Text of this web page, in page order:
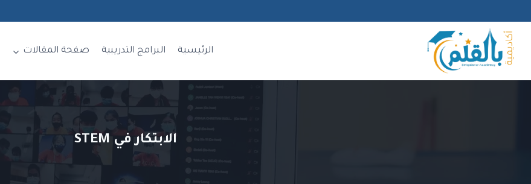
إلى
المحتوى
الرئيسية
البرامج التدريبية صفحة المقالات
الابتكار في STEM